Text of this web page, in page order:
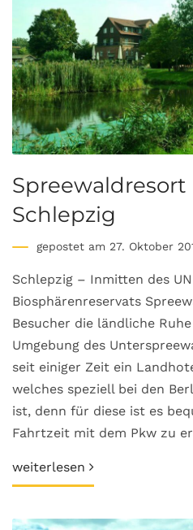
Spreewaldresort
Schlepzig
gepostet am 27. Oktober
Schlepzig – Inmitten des
Biosphärenreservats
Besucher die ländliche
Umgebung des
seit einiger Zeit ein
welches speziell bei den
ist, denn für diese ist es
Fahrtzeit mit dem Pkw zu
weiterlesen